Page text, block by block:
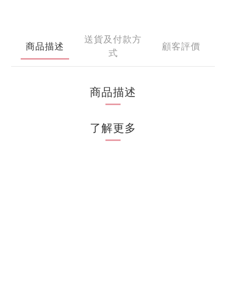
商品描述
送貨及付款方
式
顧客評價
商品描述
了解更多